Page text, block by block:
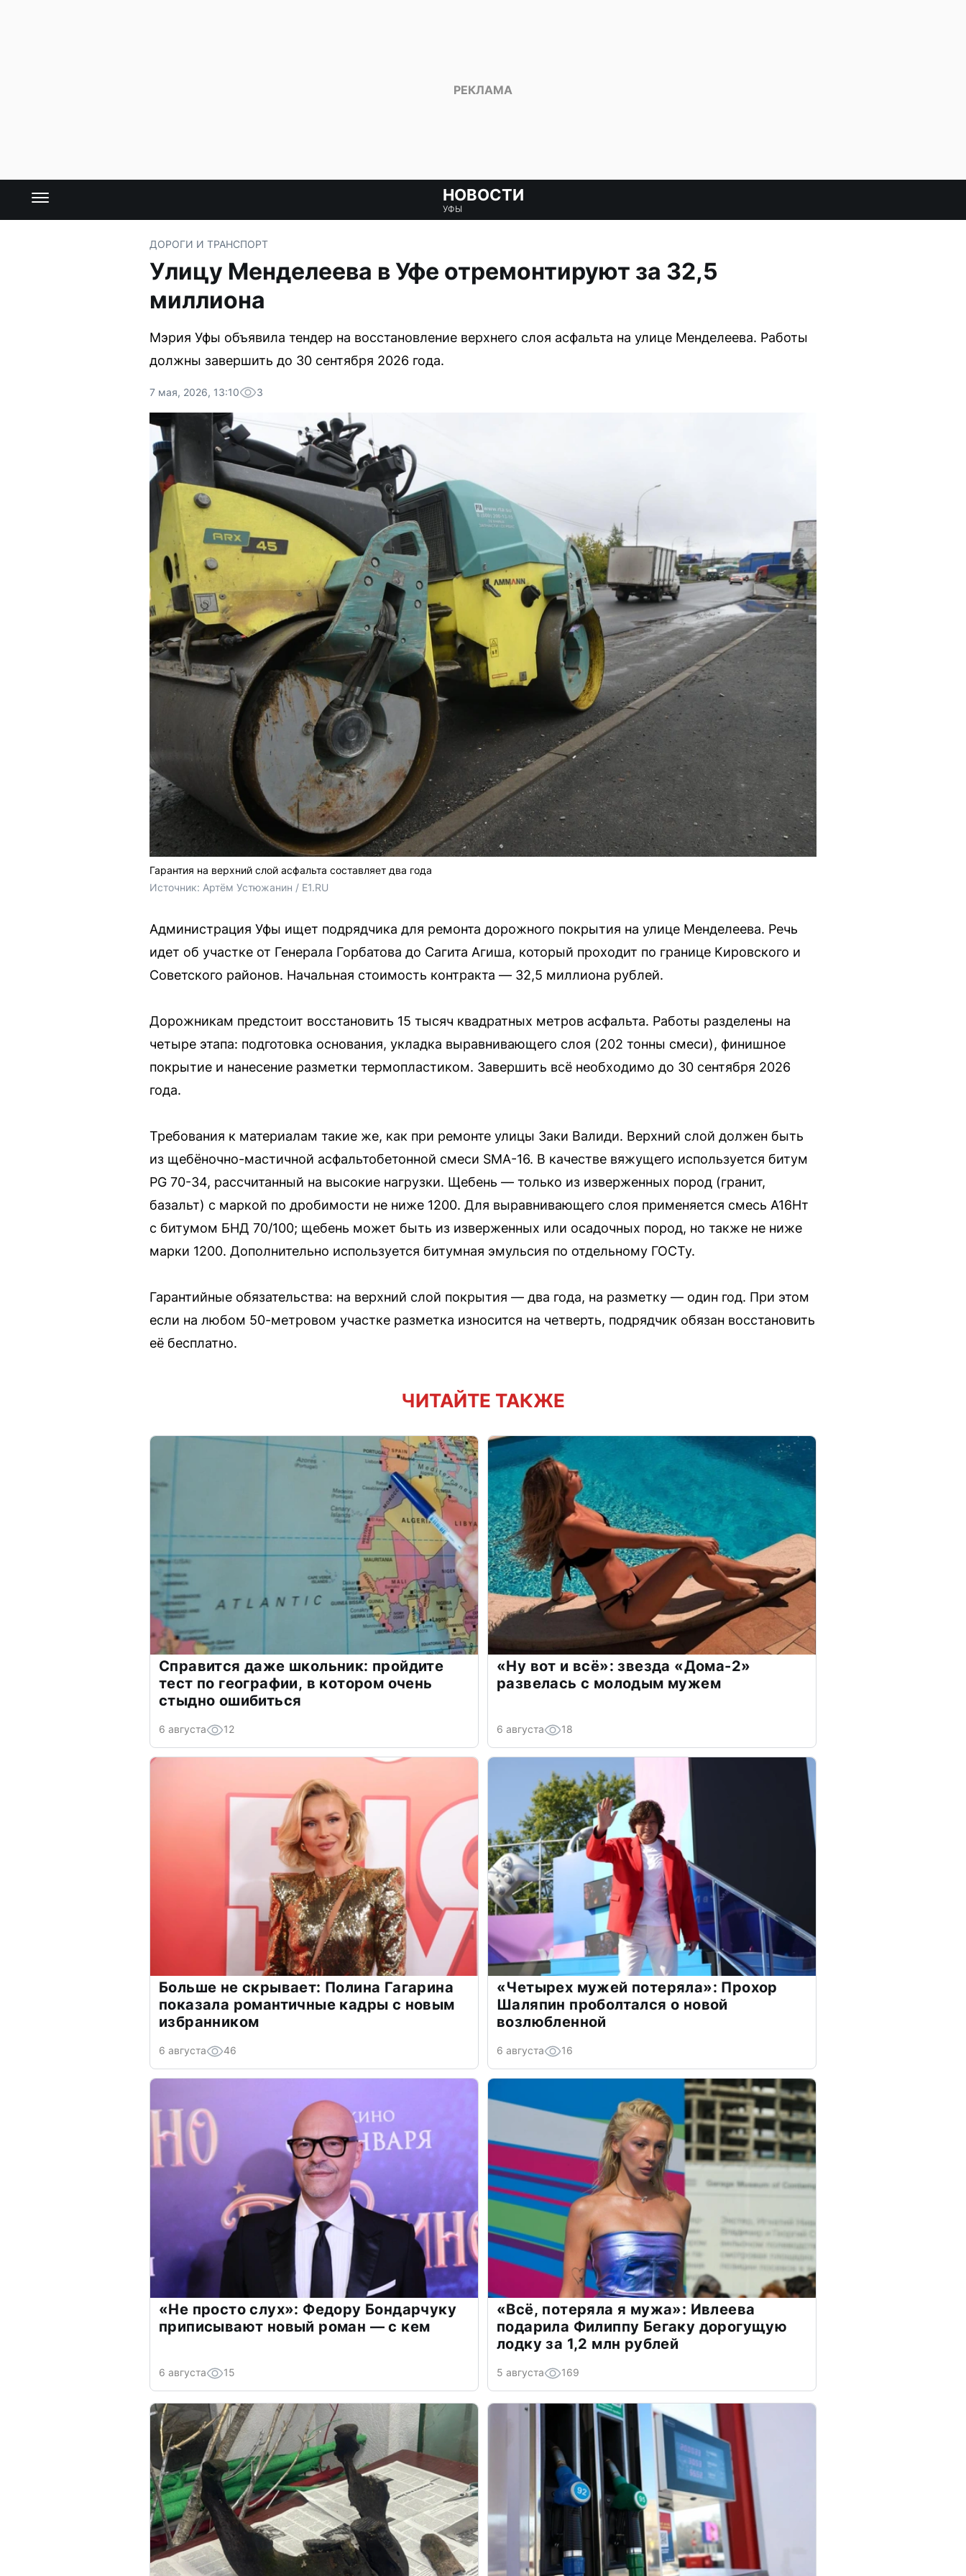
НОВОСТИ
УФЫ
ДОРОГИ И ТРАНСПОРТ
Улицу Менделеева в Уфе отремонтируют за 32,5
миллиона
Мэрия Уфы объявила тендер на восстановление верхнего слоя асфальта на улице Менделеева. Работы
должны завершить до 30 сентября 2026 года.
7 мая, 2026, 13:10 3
Гарантия на верхний слой асфальта составляет два года
Источник: Артём Устюжанин / E1.RU
Администрация Уфы ищет подрядчика для ремонта дорожного покрытия на улице Менделеева. Речь
идет об участке от Генерала Горбатова до Сагита Агиша, который проходит по границе Кировского и
Советского районов. Начальная стоимость контракта — 32,5 миллиона рублей.
Дорожникам предстоит восстановить 15 тысяч квадратных метров асфальта. Работы разделены на
четыре этапа: подготовка основания, укладка выравнивающего слоя (202 тонны смеси), финишное
покрытие и нанесение разметки термопластиком. Завершить всё необходимо до 30 сентября 2026
года.
Требования к материалам такие же, как при ремонте улицы Заки Валиди. Верхний слой должен быть
из щебёночно-мастичной асфальтобетонной смеси SMA-16. В качестве вяжущего используется битум
PG 70-34, рассчитанный на высокие нагрузки. Щебень — только из изверженных пород (гранит,
базальт) с маркой по дробимости не ниже 1200. Для выравнивающего слоя применяется смесь А16Нт
с битумом БНД 70/100; щебень может быть из изверженных или осадочных пород, но также не ниже
марки 1200. Дополнительно используется битумная эмульсия по отдельному ГОСТу.
Гарантийные обязательства: на верхний слой покрытия — два года, на разметку — один год. При этом
если на любом 50-метровом участке разметка износится на четверть, подрядчик обязан восстановить
её бесплатно.
ЧИТАЙТЕ ТАКЖЕ
Справится даже школьник: пройдите
тест по географии, в котором очень
стыдно ошибиться
6 августа 12
«Ну вот и всё»: звезда «Дома-2»
развелась с молодым мужем
6 августа 18
Больше не скрывает: Полина Гагарина
показала романтичные кадры с новым
избранником
6 августа 46
«Четырех мужей потеряла»: Прохор
Шаляпин проболтался о новой
возлюбленной
6 августа 16
«Не просто слух»: Федору Бондарчуку
приписывают новый роман — с кем
6 августа 15
«Всё, потеряла я мужа»: Ивлеева
подарила Филиппу Бегаку дорогущую
лодку за 1,2 млн рублей
5 августа 169